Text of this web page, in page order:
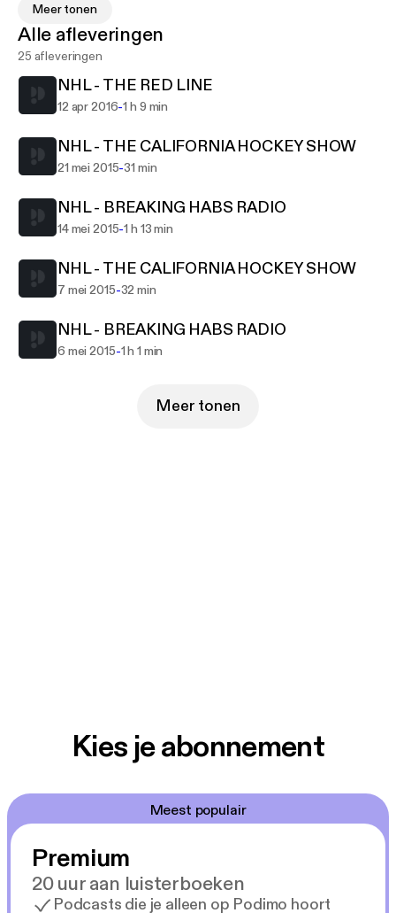
for more info and more radio shows!Powered by
Hockey Active, LLC.- www.hockeyactive.com
Meer tonen
Alle afleveringen
25 afleveringen
NHL - THE RED LINE
12 apr 2016-1 h 9 min
NHL - THE CALIFORNIA HOCKEY SHOW
21 mei 2015-31 min
NHL - BREAKING HABS RADIO
14 mei 2015-1 h 13 min
NHL - THE CALIFORNIA HOCKEY SHOW
7 mei 2015-32 min
NHL - BREAKING HABS RADIO
6 mei 2015-1 h 1 min
Meer tonen
Kies je abonnement
Meest populair
Premium
20 uur aan luisterboeken
Podcasts die je alleen op Podimo hoort